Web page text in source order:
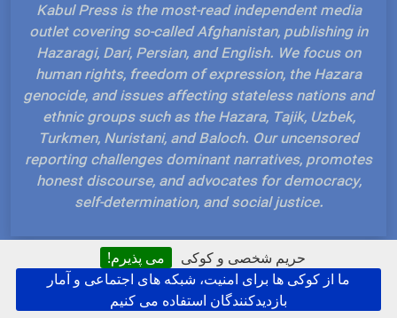
حریم شخصی و کوکی
می پذیرم!
ما از کوکی ها برای امنیت، شبکه های اجتماعی و آمار
بازدیدکنندگان استفاده می کنیم
Kabul Press is the most-read independent media
outlet covering so-called Afghanistan, publishing in
Hazaragi, Dari, Persian, and English. We focus on
human rights, freedom of expression, the Hazara
genocide, and issues affecting stateless nations and
ethnic groups such as the Hazara, Tajik, Uzbek,
Turkmen, Nuristani, and Baloch. Our uncensored
reporting challenges dominant narratives, promotes
honest discourse, and advocates for democracy,
self-determination, and social justice.
Hosted and Developed by IP Plans